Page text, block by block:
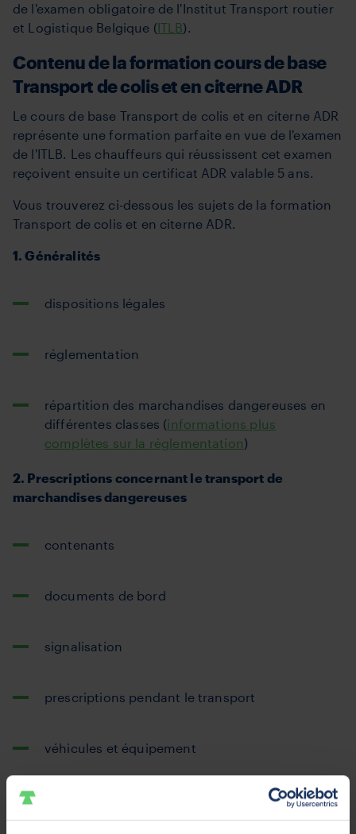
de l'examen obligatoire de l'Institut Transport routier
et Logistique Belgique (ITLB).
Contenu de la formation cours de base
Transport de colis et en citerne ADR
Le cours de base Transport de colis et en citerne ADR
représente une formation parfaite en vue de l'examen
de l'ITLB. Les chauffeurs qui réussissent cet examen
reçoivent ensuite un certificat ADR valable 5 ans.
Vous trouverez ci-dessous les sujets de la formation
Transport de colis et en citerne ADR.
1. Généralités
dispositions légales
réglementation
répartition des marchandises dangereuses en
différentes classes (informations plus
complètes sur la réglementation)
2. Prescriptions concernant le transport de
marchandises dangereuses
contenants
documents de bord
signalisation
prescriptions pendant le transport
véhicules et équipement
équipement de protection pour l'équipage